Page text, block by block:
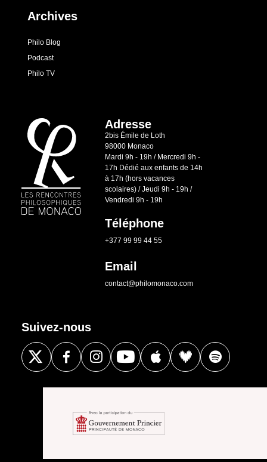
Archives
Philo Blog
Podcast
Philo TV
Adresse
2bis Émile de Loth
98000 Monaco
Mardi 9h - 19h / Mercredi 9h -
17h Dédié aux enfants de 14h
à 17h (hors vacances
scolaires) / Jeudi 9h - 19h /
Vendredi 9h - 19h
Téléphone
+377 99 99 44 55
Email
contact@philomonaco.com
Suivez-nous